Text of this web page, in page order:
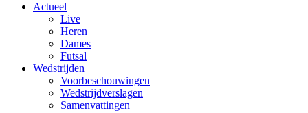
Actueel
Live
Heren
Dames
Futsal
Wedstrijden
Voorbeschouwingen
Wedstrijdverslagen
Samenvattingen